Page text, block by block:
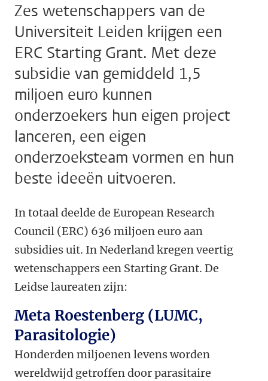
Zes wetenschappers van de
Universiteit Leiden krijgen een
ERC Starting Grant. Met deze
subsidie van gemiddeld 1,5
miljoen euro kunnen
onderzoekers hun eigen project
lanceren, een eigen
onderzoeksteam vormen en hun
beste ideeën uitvoeren.
In totaal deelde de European Research
Council (ERC) 636 miljoen euro aan
subsidies uit. In Nederland kregen veertig
wetenschappers een Starting Grant. De
Leidse laureaten zijn:
Meta Roestenberg (LUMC,
Parasitologie)
Honderden miljoenen levens worden
wereldwijd getroffen door parasitaire